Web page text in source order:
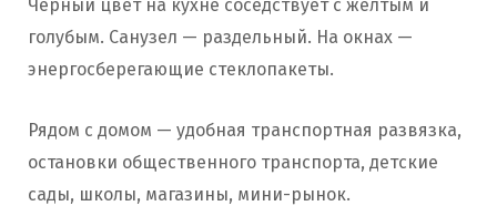
Черный цвет на кухне соседствует с желтым и
голубым. Санузел — раздельный. На окнах —
энергосберегающие стеклопакеты.
Рядом с домом — удобная транспортная развязка,
остановки общественного транспорта, детские
сады, школы, магазины, мини-рынок.